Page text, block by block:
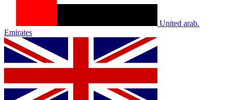
United arab.
Emirates